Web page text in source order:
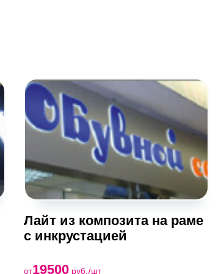
Лайт из композита на раме
с инкрустацией
от19500руб./шт